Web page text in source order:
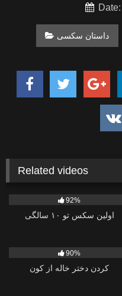
داستان سکسی
Related videos
92%
اولین سکس تو ۱۰ سالگی
90%
کردن دختر خاله از کون